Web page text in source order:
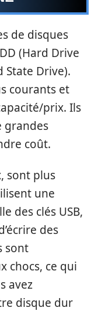
de disques
(Hard Drive
State Drive).
courants et
prix. Ils
grandes
coût.
sont plus
une
des clés USB,
des
sont
chocs, ce qui
avez
disque dur